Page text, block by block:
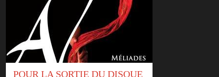
POUR LA SORTIE DU DISQUE